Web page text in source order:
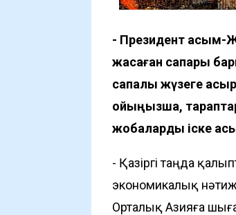
- Президент
жасаған сапары
сапалы жүзеге
ойыңызша,
жобаларды іске
- Қазіргі таңда
экономикалық
Орталық Азияға